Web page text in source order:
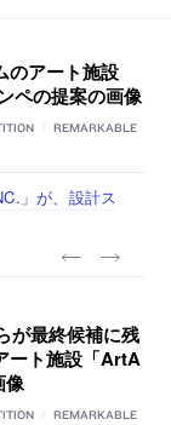
のアート施設
ペの提案の画像
REMARKABLE
、リモートワ
」が、設計ス
託) を募集中
同士で助け合
設計スタッフ
」が、設計ス
ルなデザイ
所」が、設
が最終候補に残
ート施設「ArtA
像
REMARKABLE